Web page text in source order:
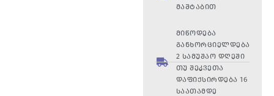
მაშტაბით
მიწოდება
განხორციელდება
2 სამუშაო დღეში
თუ შეკვეთა
დაფიქსირდება 16
საათამდე